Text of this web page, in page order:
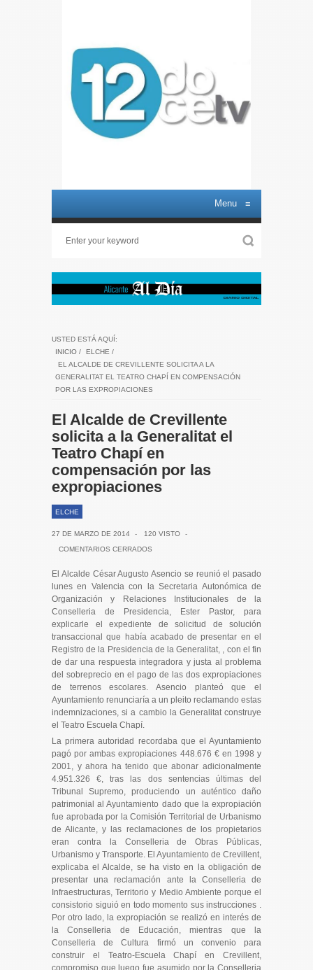
Menu ≡
USTED ESTÁ AQUÍ:
INICIO / ELCHE /
EL ALCALDE DE CREVILLENTE SOLICITA A LA
GENERALITAT EL TEATRO CHAPÍ EN COMPENSACIÓN
POR LAS EXPROPIACIONES
El Alcalde de Crevillente
solicita a la Generalitat el
Teatro Chapí en
compensación por las
expropiaciones
ELCHE
27 DE MARZO DE 2014 - 120 VISTO
-
COMENTARIOS CERRADOS
El Alcalde César Augusto Asencio se reunió el pasado
lunes en Valencia con la Secretaria Autonómica de
Organización y Relaciones Institucionales de la
Conselleria de Presidencia, Ester Pastor, para
explicarle el expediente de solicitud de solución
transaccional que había acabado de presentar en el
Registro de la Presidencia de la Generalitat, , con el fin
de dar una respuesta integradora y justa al problema
del sobreprecio en el pago de las dos expropiaciones
de terrenos escolares. Asencio planteó que el
Ayuntamiento renunciaría a un pleito reclamando estas
indemnizaciones, si a cambio la Generalitat construye
el Teatro Escuela Chapí.
La primera autoridad recordaba que el Ayuntamiento
pagó por ambas expropiaciones 448.676 € en 1998 y
2001, y ahora ha tenido que abonar adicionalmente
4.951.326 €, tras las dos sentencias últimas del
Tribunal Supremo, produciendo un auténtico daño
patrimonial al Ayuntamiento dado que la expropiación
fue aprobada por la Comisión Territorial de Urbanismo
de Alicante, y las reclamaciones de los propietarios
eran contra la Conselleria de Obras Públicas,
Urbanismo y Transporte. El Ayuntamiento de Crevillent,
explicaba el Alcalde, se ha visto en la obligación de
presentar una reclamación ante la Conselleria de
Infraestructuras, Territorio y Medio Ambiente porque el
consistorio siguió en todo momento sus instrucciones .
Por otro lado, la expropiación se realizó en interés de
la Conselleria de Educación, mientras que la
Conselleria de Cultura firmó un convenio para
construir el Teatro-Escuela Chapí en Crevillent,
compromiso que luego fue asumido por la Conselleria